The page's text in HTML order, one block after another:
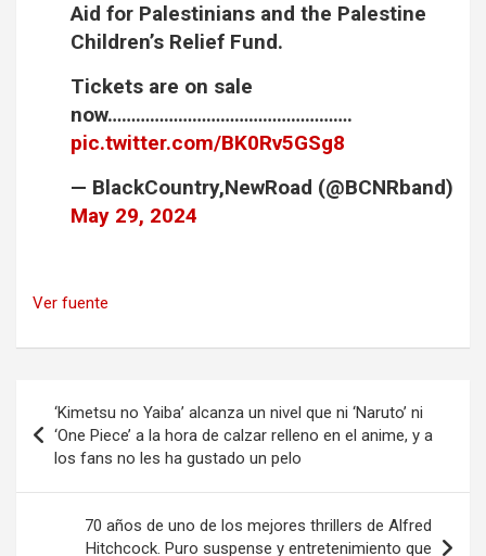
Aid for Palestinians and the Palestine
Children’s Relief Fund.
Tickets are on sale
now…………………………………………….
pic.twitter.com/BK0Rv5GSg8
— BlackCountry,NewRoad (@BCNRband)
May 29, 2024
Ver fuente
de
entradas
‘Kimetsu no Yaiba’ alcanza un nivel que ni ‘Naruto’ ni
‘One Piece’ a la hora de calzar relleno en el anime, y a
los fans no les ha gustado un pelo
70 años de uno de los mejores thrillers de Alfred
Hitchcock. Puro suspense y entretenimiento que